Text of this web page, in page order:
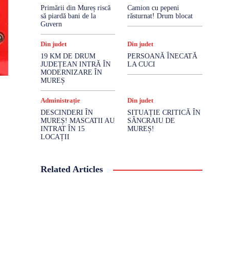
Primării din Mureș riscă
să piardă bani de la
Guvern
Camion cu pepeni
răsturnat! Drum blocat
Din judet
19 KM DE DRUM
JUDEȚEAN INTRĂ ÎN
MODERNIZARE ÎN
MUREȘ
Din judet
PERSOANĂ ÎNECATĂ
LA CUCI
Administrație
DESCINDERI ÎN
MUREȘ! MASCATII AU
INTRAT ÎN 15
LOCAȚII
Din judet
SITUAȚIE CRITICĂ ÎN
SÂNCRAIU DE
MUREȘ!
Related Articles